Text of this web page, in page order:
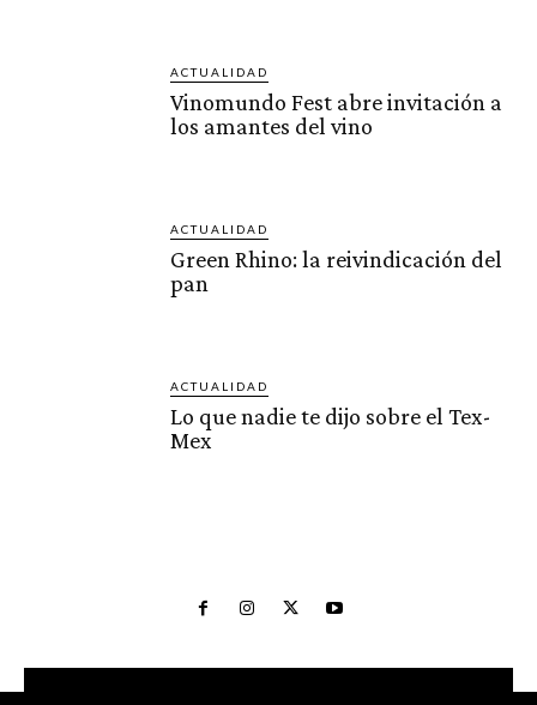
ACTUALIDAD
Vinomundo Fest abre invitación a
los amantes del vino
ACTUALIDAD
Green Rhino: la reivindicación del
pan
ACTUALIDAD
Lo que nadie te dijo sobre el Tex-
Mex